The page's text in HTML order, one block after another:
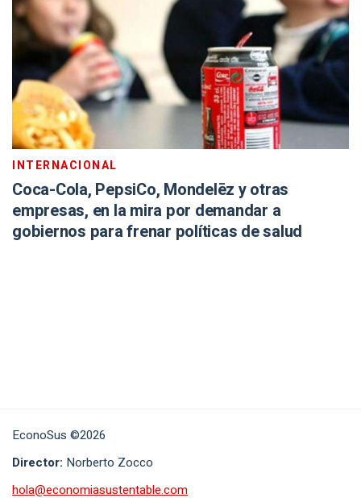
INTERNACIONAL
Coca-Cola, PepsiCo, Mondelēz y otras
empresas, en la mira por demandar a
gobiernos para frenar políticas de salud
EconoSus ©2026
Director: Norberto Zocco
hola@economiasustentable.com